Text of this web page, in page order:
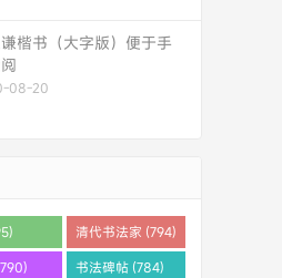
楷书（大字版）便于手
08-20
清代书法家 (794)
书法碑帖 (784)